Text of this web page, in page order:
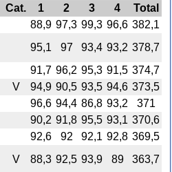
Cat. 1 2 3 4
Total
88,9 97,3 99,3 96,6 382,1
95,1 97 93,4 93,2 378,7
91,7 96,2 95,3 91,5 374,7
V 94,9 90,5 93,5 94,6 373,5
96,6 94,4 86,8 93,2
371
90,2 91,8 95,5 93,1 370,6
92,6 92 92,1 92,8 369,5
V 88,3 92,5 93,9 89
363,7